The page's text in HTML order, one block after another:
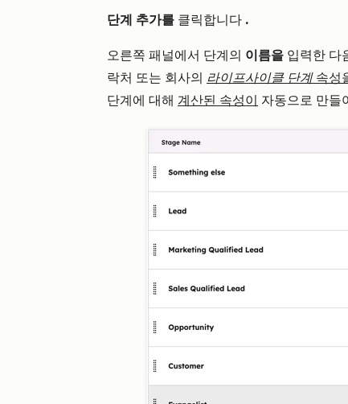
단계 추가를 클릭합니다 .
오른쪽 패널에서 단계의 이름을 입력한 다
락처 또는 회사의 라이프사이클 단계속성
단계에 대해 계산된 속성이 자동으로 만들